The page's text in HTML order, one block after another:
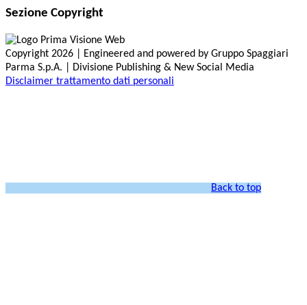
Sezione Copyright
Copyright 2026 | Engineered and powered by Gruppo Spaggiari
Parma S.p.A. | Divisione Publishing & New Social Media
Disclaimer trattamento dati personali
Back to top